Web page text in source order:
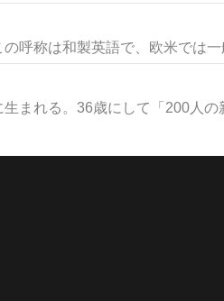
呼称は和製英語で、欧米では
まれる。36歳にして「200人の